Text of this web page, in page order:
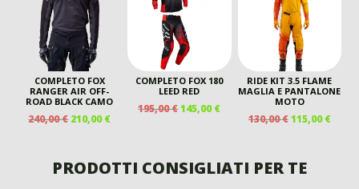
195,00 €.
COMPLETO FOX
RANGER AIR OFF-
ROAD BLACK CAMO
240,00€ IL
ERA:
240,00 €.
210,00€IL
È:
210,00 €.
COMPLETO FOX 180
LEED RED
195,00€IL
195,00 €.
145,00€IL
PREZZO
145,00 €.
RIDE KIT 3.5 FLAME
MAGLIA E PANTALONE
MOTO
130,00€ IL
ERA:
130,00 €.
115,00€IL
PRODOTTI CONSIGLIATI PER TE